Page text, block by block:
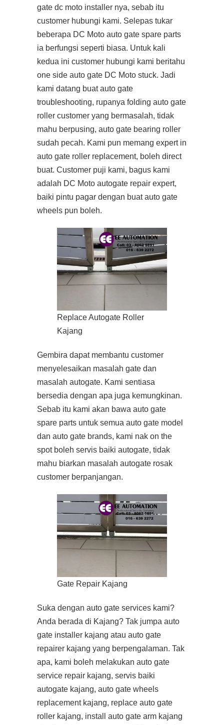
gate dc moto installer nya, sebab itu
customer hubungi kami. Selepas tukar
beberapa DC Moto auto gate spare parts
ia berfungsi seperti biasa. Untuk kali
kedua ini customer hubungi kami beritahu
one side auto gate DC Moto stuck. Jadi
kami datang buat auto gate
troubleshooting, rupanya folding auto gate
roller customer yang bermasalah, tidak
mahu berpusing, auto gate bearing roller
sudah pecah. Kami pun memang expert in
auto gate roller replacement, boleh direct
buat. Customer puji kami, bagus kami
adalah DC Moto autogate repair expert,
baiki pintu pagar dengan buat auto gate
wheels pun boleh.
Replace Autogate Roller
Kajang
Gembira dapat membantu customer
menyelesaikan masalah gate dan
masalah autogate. Kami sentiasa
bersedia dengan apa juga kemungkinan.
Sebab itu kami akan bawa auto gate
spare parts untuk semua auto gate model
dan auto gate brands, kami nak on the
spot boleh servis baiki autogate, tidak
mahu biarkan masalah autogate rosak
customer berpanjangan.
Gate Repair Kajang
Suka dengan auto gate services kami?
Anda berada di Kajang? Tak jumpa auto
gate installer kajang atau auto gate
repairer kajang yang berpengalaman. Tak
apa, kami boleh melakukan auto gate
service repair kajang, servis baiki
autogate kajang, auto gate wheels
replacement kajang, replace auto gate
roller kajang, install auto gate arm kajang